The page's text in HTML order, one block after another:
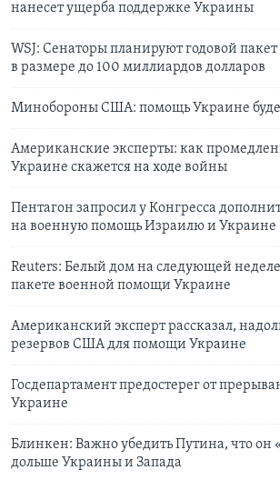
нанесет ущерба поддержке Украины
WSJ: Сенаторы планируют годовой
в размере до 100 миллиардов долларов
Минобороны США: помощь Украине
Американские эксперты: как
Украине скажется на ходе войны
Пентагон запросил у Конгресса
на военную помощь Израилю и Украине
Reuters: Белый дом на следующей
пакете военной помощи Украине
Американский эксперт рассказал,
резервов США для помощи Украине
Госдепартамент предостерег от
Украине
Блинкен: Важно убедить Путина, что он
дольше Украины и Запада